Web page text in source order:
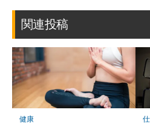
ク
ー
ク
に
保
存
関連投稿
健康